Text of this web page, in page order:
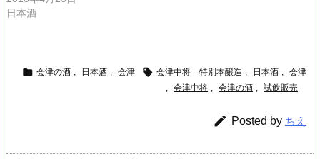
日本酒
 会津の酒 , 日本酒 , 会津  会津中将 特別本醸造 , 日本酒 , 会津
, 会津中将 , 会津の酒 , 試飲販売
 Posted by ちえ